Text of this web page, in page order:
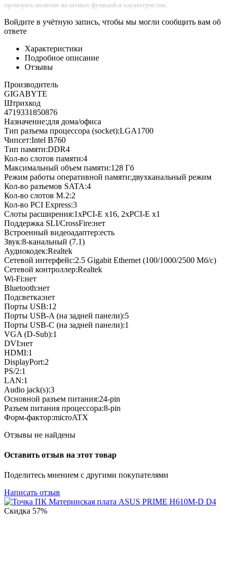
проверять наличие желаемых функций и характеристик.
Войдите в учётную запись, чтобы мы могли сообщить вам об
ответе
Характеристики
Подробное описание
Отзывы
Производитель
GIGABYTE
Штрихкод
4719331850876
Назначение:для дома/офиса
Тип разъема процессора (socket):LGA1700
Чипсет:Intel B760
Тип памяти:DDR4
Кол-во слотов памяти:4
Максимальный объем памяти:128 Гб
Режим работы оперативной памяти:двухканальный режим
Кол-во разъемов SATA:4
Кол-во слотов M.2:2
Кол-во PCI Express:3
Слоты расширения:1xPCI-E x16, 2хPCI-E x1
Поддержка SLI/CrossFire:нет
Встроенный видеоадаптер:есть
Звук:8-канальный (7.1)
Аудиокодек:Realtek
Сетевой интерфейс:2.5 Gigabit Ethernet (100/1000/2500 Мб/с)
Сетевой контроллер:Realtek
Wi-Fi:нет
Bluetooth:нет
Подсветка:нет
Порты USB:12
Порты USB-A (на задней панели):5
Порты USB-C (на задней панели):1
VGA (D-Sub):1
DVI:нет
HDMI:1
DisplayPort:2
PS/2:1
LAN:1
Audio jack(s):3
Основной разъем питания:24-pin
Разъем питания процессора:8-pin
Форм-фактор:microATX
Отзывы не найдены
Оставить отзыв на этот товар
Поделитесь мнением с другими покупателями
Написать отзыв
Скидка 57%